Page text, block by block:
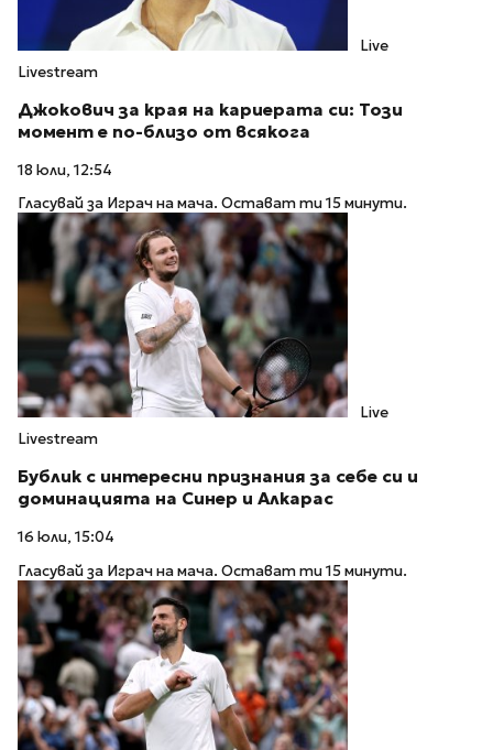
Live
Livestream
Джокович за края на кариерата си: Този
момент е по-близо от всякога
18 юли, 12:54
Гласувай за Играч на мача. Остават ти 15 минути.
Live
Livestream
Бублик с интересни признания за себе си и
доминацията на Синер и Алкарас
16 юли, 15:04
Гласувай за Играч на мача. Остават ти 15 минути.